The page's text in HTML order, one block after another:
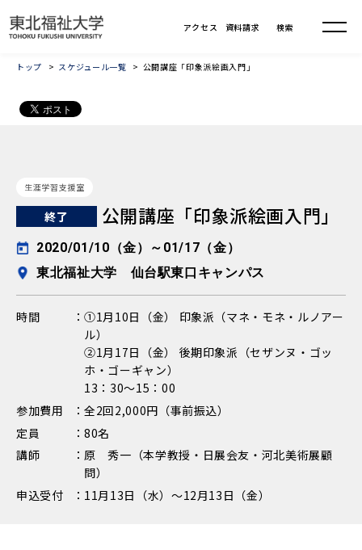
トップ スケジュール一覧 公開講座「印象派絵画入門」
生涯学習支援室
終了 公開講座「印象派絵画入門」
2020/01/10（金）～01/17（金）
東北福祉大学 仙台駅東口キャンパス
時間
①1月10日（金） 印象派（マネ・モネ・ルノアー
ル）
②1月17日（金） 後期印象派（セザンヌ・ゴッ
ホ・ゴーギャン）
13：30～15：00
参加費用
全2回2,000円（事前振込）
定員
80名
講師
原 秀一（本学教授・日展会友・河北美術展顧
問）
申込受付
11月13日（水）～12月13日（金）